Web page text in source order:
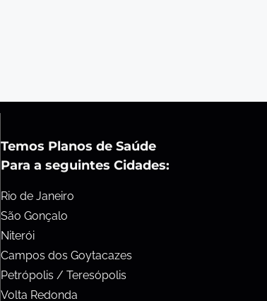
Temos Planos de Saúde
Para a seguintes Cidades:
Rio de Janeiro
São Gonçalo
Niterói
Campos dos Goytacazes
Petrópolis / Teresópolis
Volta Redonda